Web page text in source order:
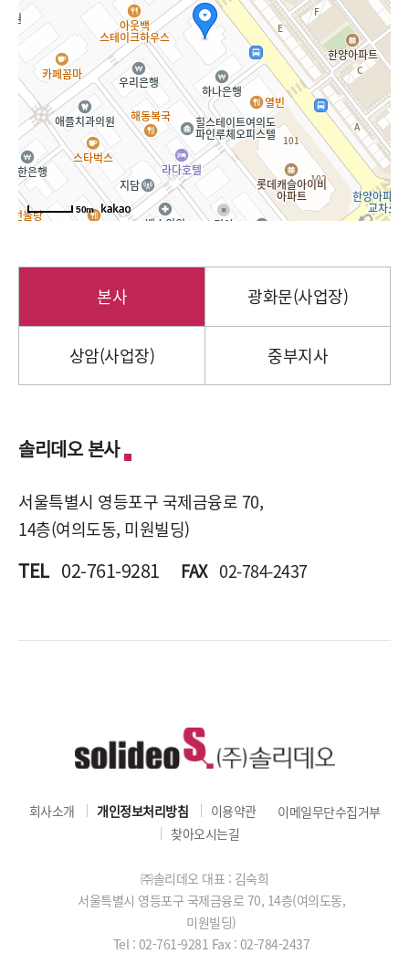
50m
본사 광화문(사업장)
상암(사업장) 중부지사
솔리데오 본사
서울특별시 영등포구 국제금융로 70,
14층(여의도동, 미원빌딩)
TEL 02-761-9281 FAX 02-784-2437
회사소개 개인정보처리방침 이용약관
이메일무단수집거부
찾아오시는길
㈜솔리데오 대표 : 김숙희
서울특별시 영등포구 국제금융로 70, 14층(여의도동,
미원빌딩)
Tel : 02-761-9281 Fax : 02-784-2437